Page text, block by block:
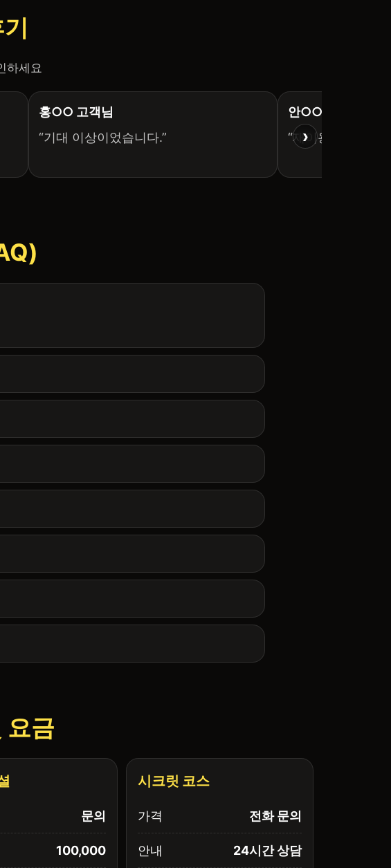
하세요
홍○○ 고객님
“기대 이상이었습니다.”
안○○ 고객님
“재이용 의사 충분
›
요금
문의
100,000
시크릿 코스
가격 전화 문의
안내 24시간 상담